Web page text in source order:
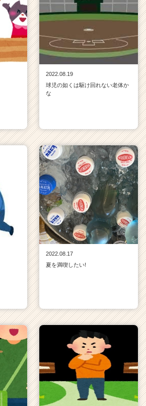
2022.08.19
球児の如くは駆け回れない老体か
な
2022.08.17
夏を満喫したい!